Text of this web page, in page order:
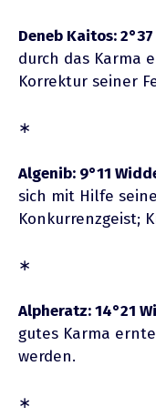
Deneb Kaitos:
durch das Karma
Korrektur seiner
∗
Algenib: 9°11
sich mit Hilfe
Konkurrenzgeist;
∗
Alpheratz: 14°21
gutes Karma
werden.
∗